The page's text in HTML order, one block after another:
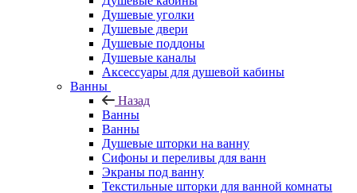
Душевые уголки
Душевые двери
Душевые поддоны
Душевые каналы
Аксессуары для душевой кабины
Ванны
Назад
Ванны
Ванны
Душевые шторки на ванну
Сифоны и переливы для ванн
Экраны под ванну
Текстильные шторки для ванной комнаты